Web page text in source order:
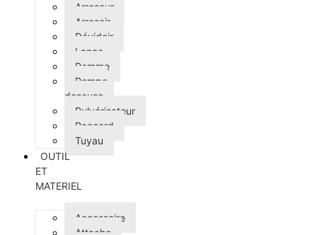
Arroseur
Arrosoir
Dévidoir
Lance
Pomme
Pompe
doseuse
Pulvérisateur
Raccord
Tuyau
OUTIL
ET
MATERIEL
Accessoire